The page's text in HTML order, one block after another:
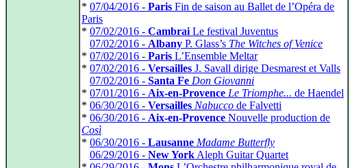
* 07/04/2016 - Paris Fin de saison au Ballet de l’Opéra de
Paris
* 07/02/2016 - Cambrai Le festival Juventus
07/02/2016 - Albany P. Glass’s The Witches of Venice
* 07/02/2016 - Paris L’Ensemble Meltar
* 07/02/2016 - Versailles J. Savall dirige Desmarest et Valls
07/02/2016 - Santa Fe Don Giovanni
* 07/01/2016 - Aix-en-Provence Le Triomphe... de Haendel
* 06/30/2016 - Versailles Nabucco de Falvetti
* 06/30/2016 - Aix-en-Provence Nouvelle production de
Così
* 06/30/2016 - Lausanne Madame Butterfly
06/29/2016 - New York Aleph Guitar Quartet